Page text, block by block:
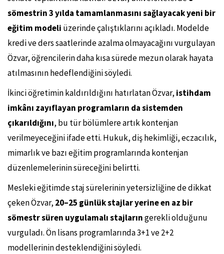
sömestrin 3 yılda tamamlanmasını sağlayacak yeni bir
eğitim modeli üzerinde çalıştıklarını açıkladı. Modelde
kredi ve ders saatlerinde azalma olmayacağını vurgulayan
Özvar, öğrencilerin daha kısa sürede mezun olarak hayata
atılmasının hedeflendiğini söyledi.
İkinci öğretimin kaldırıldığını hatırlatan Özvar, istihdam
imkânı zayıflayan programların da sistemden
çıkarıldığını, bu tür bölümlere artık kontenjan
verilmeyeceğini ifade etti. Hukuk, diş hekimliği, eczacılık,
mimarlık ve bazı eğitim programlarında kontenjan
düzenlemelerinin süreceğini belirtti.
Mesleki eğitimde staj sürelerinin yetersizliğine de dikkat
çeken Özvar, 20–25 günlük stajlar yerine en az bir
sömestr süren uygulamalı stajlarıngerekli olduğunu
vurguladı. Ön lisans programlarında 3+1 ve 2+2
modellerinin desteklendiğini söyledi.